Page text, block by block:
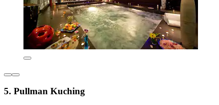
5. Pullman Kuching